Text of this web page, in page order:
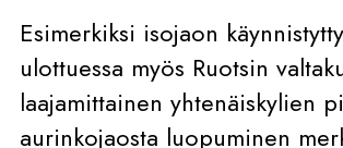
Esimerkiksi isojaon
ulottuessa myös Ruotsin
laajamittainen yhtenäiskylien
aurinkojaosta luopuminen